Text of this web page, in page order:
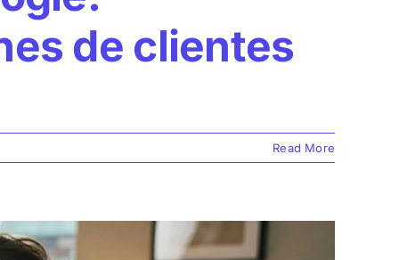
de clientes
Read More